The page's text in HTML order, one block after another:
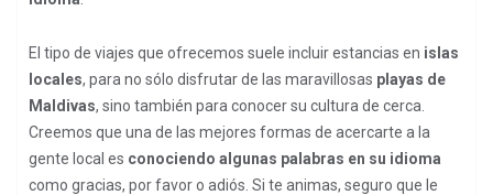
El tipo de viajes que ofrecemos suele incluir estancias en islas
locales, para no sólo disfrutar de las maravillosas playas de
Maldivas, sino también para conocer su cultura de cerca.
Creemos que una de las mejores formas de acercarte a la
gente local es conociendo algunas palabras en su idioma
como gracias, por favor o adiós. Si te animas, seguro que le